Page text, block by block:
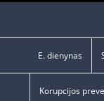
E. dienynas
Korupcijos